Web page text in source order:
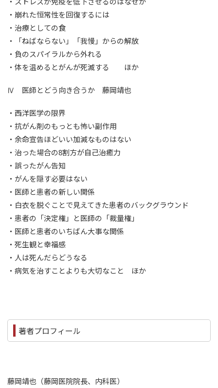
・崩れた恒常性を回復するには
・治療としての食
・「ねばならない」「我慢」からの解放
・負のスパイラルから外れる
・体を温めるとがんが死滅する ほか
Ⅳ 医師とどう向き合うか 藤岡靖也
・西洋医学の限界
・抗がん剤のもっとも怖い副作用
・余命宣告ほどいい加減なものはない
・治った場合の8割方が自己治癒力
・誤ったがん告知
・がんを隠す必要はない
・医師と患者の新しい関係
・白衣を脱ぐことで見えてきた患者のバックグラウンド
・患者の「決定権」と医師の「裁量権」
・医師と患者のいちばん大事な関係
・死生観と幸福感
・人は死んだらどうなる
・病気を治すことよりも大切なこと ほか
著者プロフィール
藤岡靖也（藤岡医院院長、内科医）